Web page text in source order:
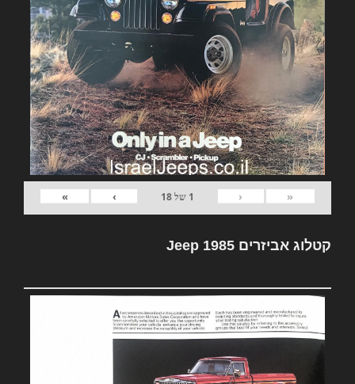
«
‹
1 של18
›
»
קטלוג אביזרים Jeep 1985